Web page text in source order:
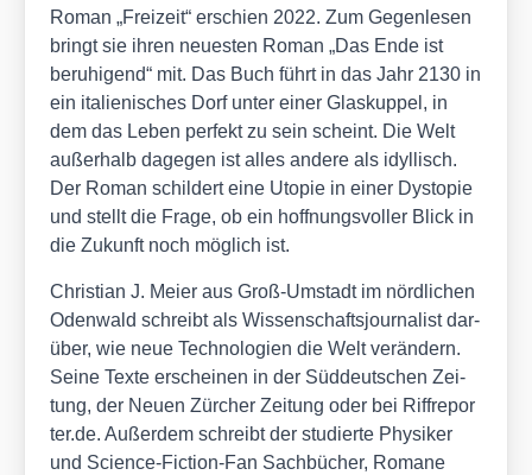
Roman „Frei­zeit“ erschien 2022. Zum Gegen­le­sen
bringt sie ihren neu­es­ten Roman „Das Ende ist
beru­hi­gend“ mit. Das Buch führt in das Jahr 2130 in
ein ita­lie­ni­sches Dorf unter einer Glas­kup­pel, in
dem das Leben per­fekt zu sein scheint. Die Welt
außer­halb dage­gen ist alles ande­re als idyl­lisch.
Der Roman schil­dert eine Uto­pie in einer Dys­to­pie
und stellt die Fra­ge, ob ein hoff­nungs­vol­ler Blick in
die Zukunft noch mög­lich ist.
Chris­ti­an J. Mei­er aus Groß-Umstadt im nörd­li­chen
Oden­wald schreibt als Wis­sen­schafts­jour­na­list dar­
über, wie neue Tech­no­lo­gien die Welt ver­än­dern.
Sei­ne Tex­te erschei­nen in der Süd­deut­schen Zei­
tung, der Neu­en Zür­cher Zei­tung oder bei Riff​re​por​
ter​.de. Außer­dem schreibt der stu­dier­te Phy­si­ker
und Sci­ence-Fic­tion-Fan Sach­bü­cher, Roma­ne